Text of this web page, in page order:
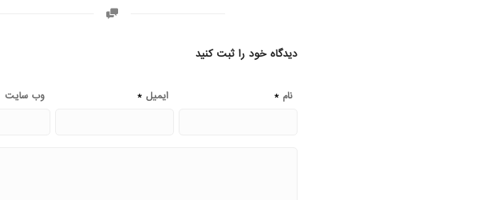
دیدگاه خود را ثبت کنید
نام * ایمیل * وب‌ سایت